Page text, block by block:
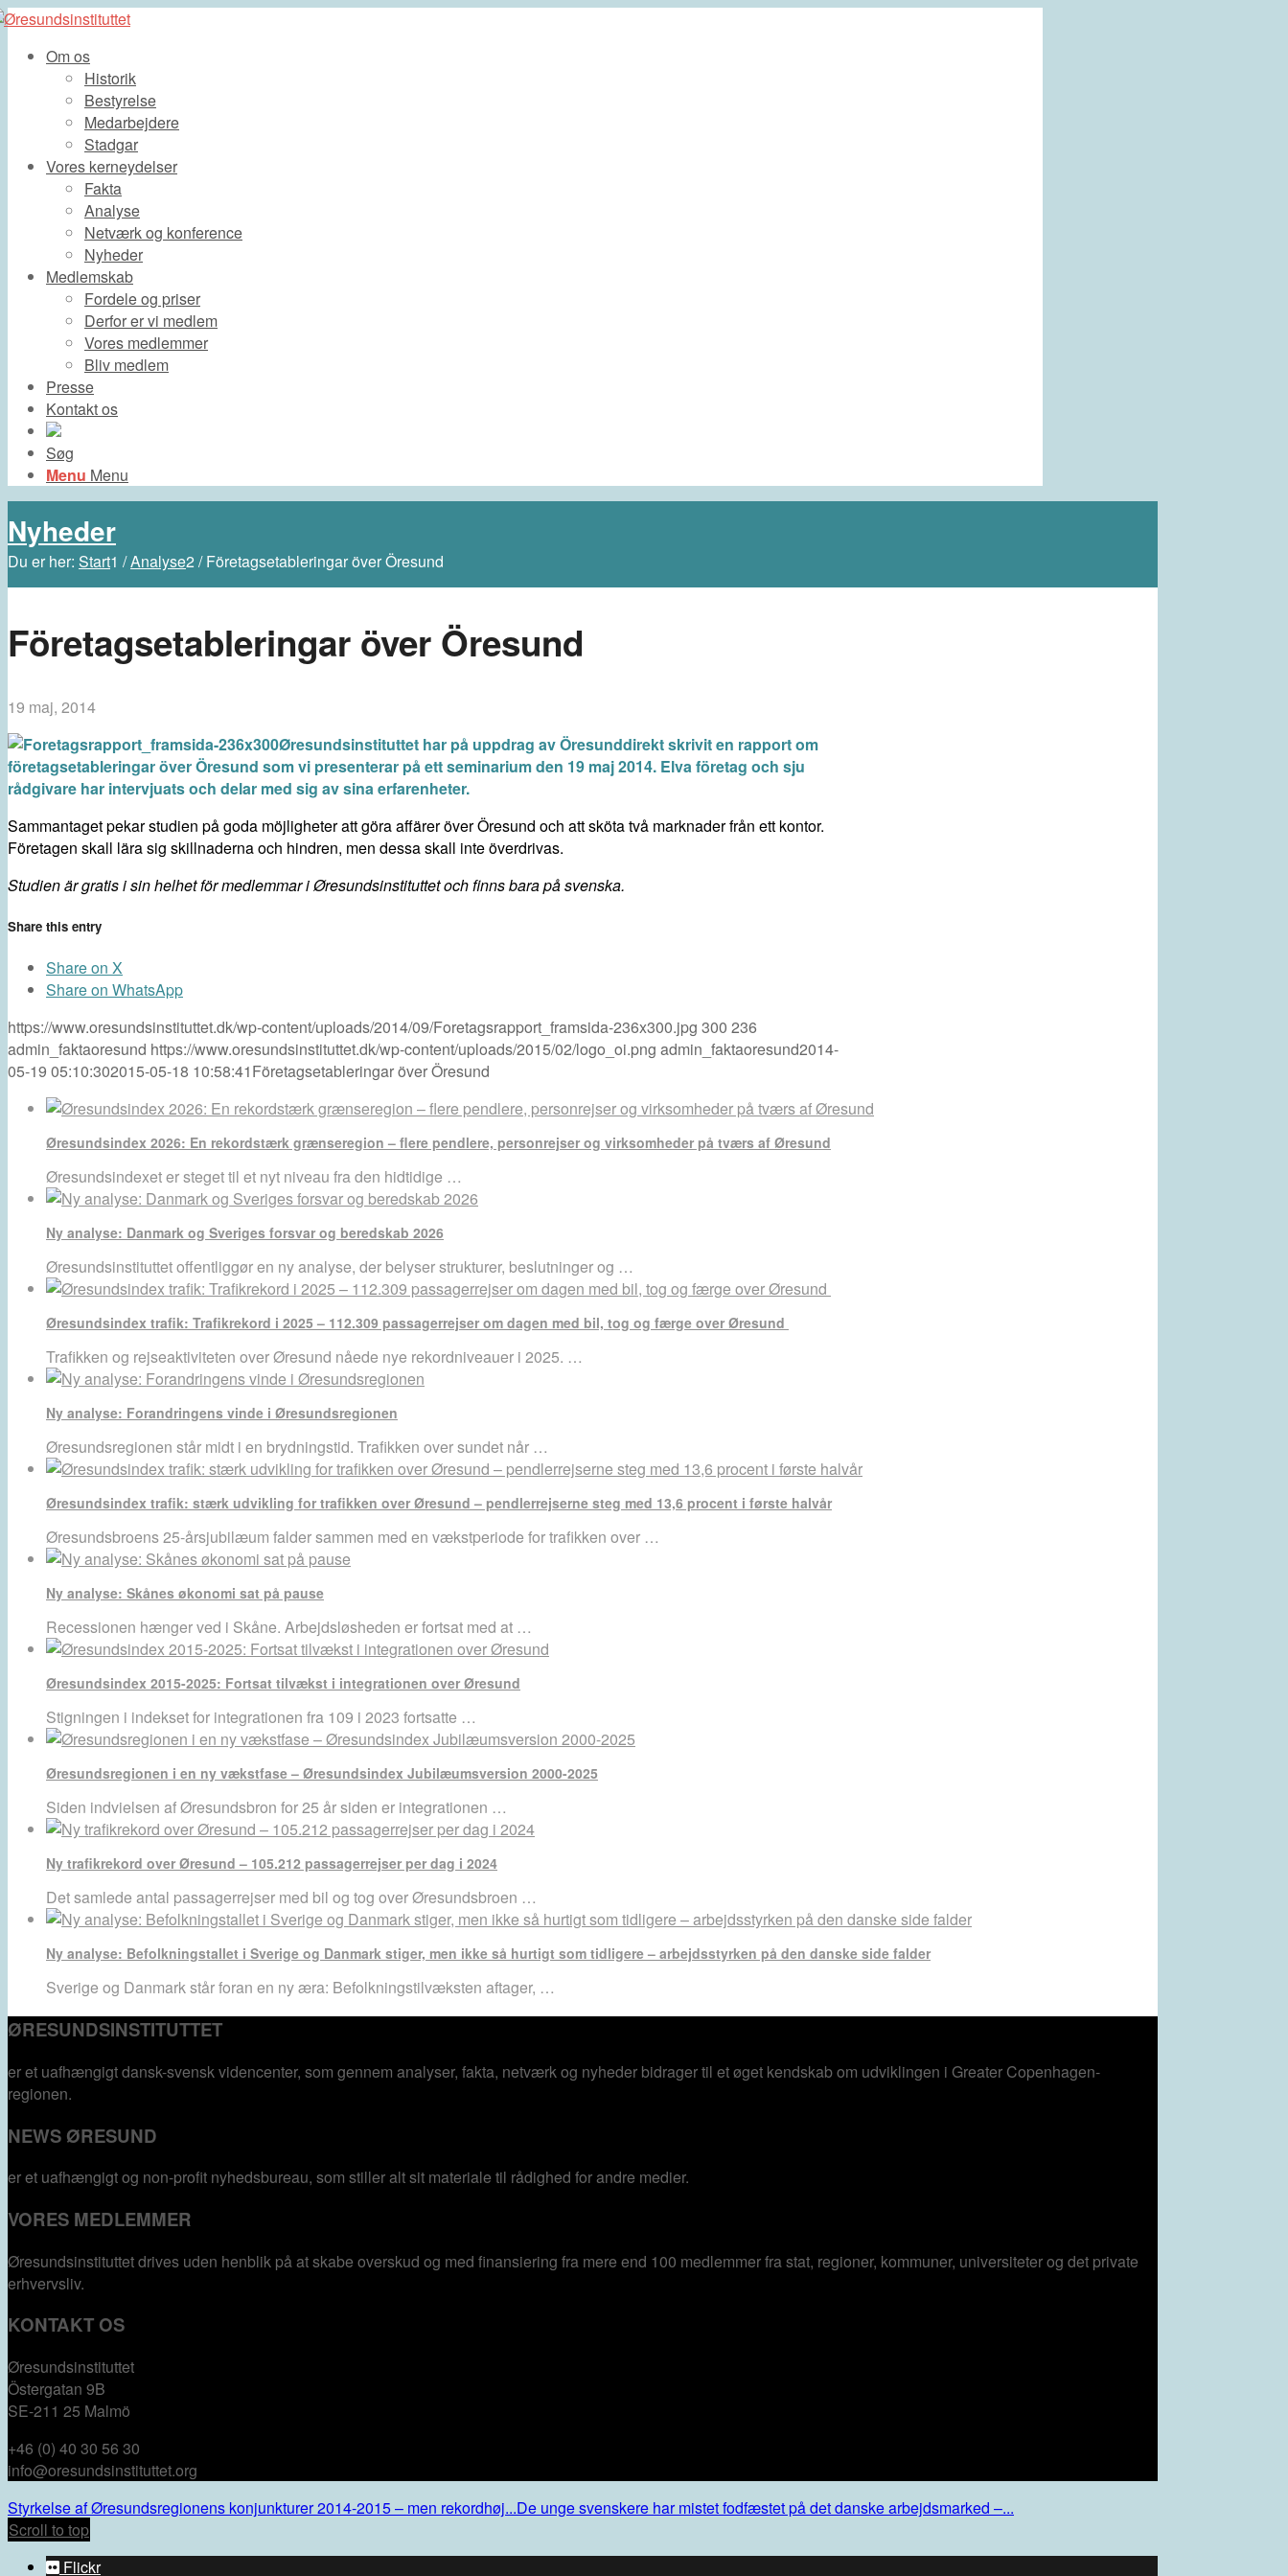
Om os
Historik
Bestyrelse
Medarbejdere
Stadgar
Vores kerneydelser
Fakta
Analyse
Netværk og konference
Nyheder
Medlemskab
Fordele og priser
Derfor er vi medlem
Vores medlemmer
Bliv medlem
Presse
Kontakt os
Søg
Menu Menu
Nyheder
Du er her: Start1 /Analyse2 / Företagsetableringar över Öresund
Företagsetableringar över Öresund
19 maj, 2014
Øresundsinstituttet har på uppdrag av Öresunddirekt skrivit en rapport om
företagsetableringar över Öresund som vi presenterar på ett seminarium den 19 maj 2014. Elva företag och sju
rådgivare har intervjuats och delar med sig av sina erfarenheter.
Sammantaget pekar studien på goda möjligheter att göra affärer över Öresund och att sköta två marknader från ett kontor.
Företagen skall lära sig skillnaderna och hindren, men dessa skall inte överdrivas.
Studien är gratis i sin helhet för medlemmar i Øresundsinstituttet och finns bara på svenska.
Share this entry
Share on X
Share on WhatsApp
https://www.oresundsinstituttet.dk/wp-content/uploads/2014/09/Foretagsrapport_framsida-236x300.jpg 300 236
admin_faktaoresund https://www.oresundsinstituttet.dk/wp-content/uploads/2015/02/logo_oi.png admin_faktaoresund2014-
05-19 05:10:302015-05-18 10:58:41Företagsetableringar över Öresund
Øresundsindex 2026: En rekordstærk grænseregion – flere pendlere, personrejser og virksomheder på tværs af Øresund
Øresundsindexet er steget til et nyt niveau fra den hidtidige …
Ny analyse: Danmark og Sveriges forsvar og beredskab 2026
Øresundsinstituttet offentliggør en ny analyse, der belyser strukturer, beslutninger og …
Øresundsindex trafik: Trafikrekord i 2025 – 112.309 passagerrejser om dagen med bil, tog og færge over Øresund
Trafikken og rejseaktiviteten over Øresund nåede nye rekordniveauer i 2025. …
Ny analyse: Forandringens vinde i Øresundsregionen
Øresundsregionen står midt i en brydningstid. Trafikken over sundet når …
Øresundsindex trafik: stærk udvikling for trafikken over Øresund – pendlerrejserne steg med 13,6 procent i første halvår
Øresundsbroens 25-årsjubilæum falder sammen med en vækstperiode for trafikken over …
Ny analyse: Skånes økonomi sat på pause
Recessionen hænger ved i Skåne. Arbejdsløsheden er fortsat med at …
Øresundsindex 2015-2025: Fortsat tilvækst i integrationen over Øresund
Stigningen i indekset for integrationen fra 109 i 2023 fortsatte …
Øresundsregionen i en ny vækstfase – Øresundsindex Jubilæumsversion 2000-2025
Siden indvielsen af Øresundsbron for 25 år siden er integrationen …
Ny trafikrekord over Øresund – 105.212 passagerrejser per dag i 2024
Det samlede antal passagerrejser med bil og tog over Øresundsbroen …
Ny analyse: Befolkningstallet i Sverige og Danmark stiger, men ikke så hurtigt som tidligere – arbejdsstyrken på den danske side falder
Sverige og Danmark står foran en ny æra: Befolkningstilvæksten aftager, …
ØRESUNDSINSTITUTTET
er et uafhængigt dansk-svensk videncenter, som gennem analyser, fakta, netværk og nyheder bidrager til et øget kendskab om udviklingen i Greater Copenhagen-
regionen.
NEWS ØRESUND
er et uafhængigt og non-profit nyhedsbureau, som stiller alt sit materiale til rådighed for andre medier.
VORES MEDLEMMER
Øresundsinstituttet drives uden henblik på at skabe overskud og med finansiering fra mere end 100 medlemmer fra stat, regioner, kommuner, universiteter og det private
erhvervsliv.
KONTAKT OS
Øresundsinstituttet
Östergatan 9B
SE-211 25 Malmö
+46 (0) 40 30 56 30
info@oresundsinstituttet.org
Styrkelse af Øresundsregionens konjunkturer 2014-2015 – men rekordhøj...De unge svenskere har mistet fodfæstet på det danske arbejdsmarked –...
Scroll to top
Flickr